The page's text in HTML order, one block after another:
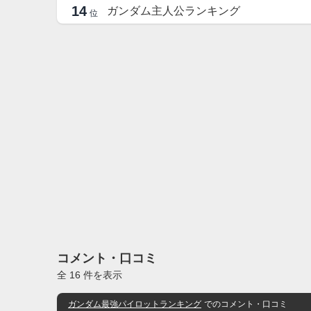
14 位 ガンダム主人公ランキング
コメント・口コミ
全 16 件を表示
ガンダム最強パイロットランキング でのコメント・口コミ